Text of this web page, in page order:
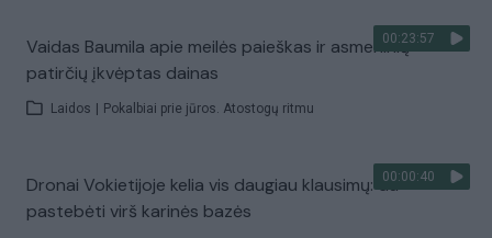
00:23:57
Vaidas Baumila apie meilės paieškas ir asmeninių
patirčių įkvėptas dainas
Laidos Pokalbiai prie jūros. Atostogų ritmu
00:00:40
Dronai Vokietijoje kelia vis daugiau klausimų: du
pastebėti virš karinės bazės